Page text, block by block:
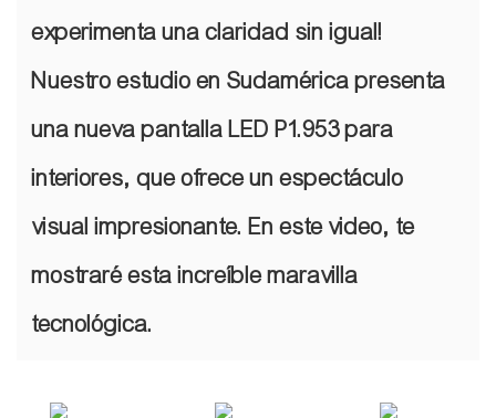
experimenta una claridad sin igual!
Nuestro estudio en Sudamérica presenta
una nueva pantalla LED P1.953 para
interiores, que ofrece un espectáculo
visual impresionante. En este video, te
mostraré esta increíble maravilla
tecnológica.